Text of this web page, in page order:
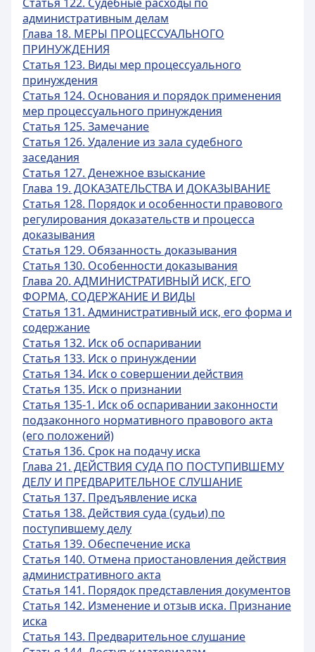
административным делам
Глава 18. МЕРЫ ПРОЦЕССУАЛЬНОГО
ПРИНУЖДЕНИЯ
Статья 123. Виды мер процессуального
принуждения
Статья 124. Основания и порядок применения
мер процессуального принуждения
Статья 125. Замечание
Статья 126. Удаление из зала судебного
заседания
Статья 127. Денежное взыскание
Глава 19. ДОКАЗАТЕЛЬСТВА И ДОКАЗЫВАНИЕ
Статья 128. Порядок и особенности правового
регулирования доказательств и процесса
доказывания
Статья 129. Обязанность доказывания
Статья 130. Особенности доказывания
Глава 20. АДМИНИСТРАТИВНЫЙ ИСК, ЕГО
ФОРМА, СОДЕРЖАНИЕ И ВИДЫ
Статья 131. Административный иск, его форма и
содержание
Статья 132. Иск об оспаривании
Статья 133. Иск о принуждении
Статья 134. Иск о совершении действия
Статья 135. Иск о признании
Статья 135-1. Иск об оспаривании законности
подзаконного нормативного правового акта
(его положений)
Статья 136. Срок на подачу иска
Глава 21. ДЕЙСТВИЯ СУДА ПО ПОСТУПИВШЕМУ
ДЕЛУ И ПРЕДВАРИТЕЛЬНОЕ СЛУШАНИЕ
Статья 137. Предъявление иска
Статья 138. Действия суда (судьи) по
поступившему делу
Статья 139. Обеспечение иска
Статья 140. Отмена приостановления действия
административного акта
Статья 141. Порядок представления документов
Статья 142. Изменение и отзыв иска. Признание
иска
Статья 143. Предварительное слушание